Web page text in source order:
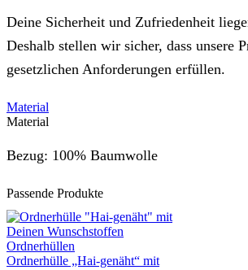
Deine Sicherheit und Zufriedenheit
Deshalb stellen wir sicher, dass unsere
gesetzlichen Anforderungen erfüllen.
Material
Material
Bezug: 100% Baumwolle
Passende Produkte
Ordnerhüllen
Ordnerhülle „Hai-genäht“ mit